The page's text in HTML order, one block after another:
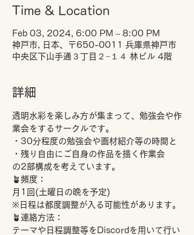
Time & Location
Feb 03, 2024, 6:00 PM – 8:00 PM
神戸市, 日本、〒650-0011 兵庫県神戸市
中央区下山手通３丁目２−１４ 林ビル 4階
詳細
透明水彩を楽しみ方が集まって、勉強会や作
業会をするサークルです。
・30分程度の勉強会や画材紹介等の時間と
・残り自由にご自身の作品を描く作業会
の2部構成を考えています。
🪴頻度：
月1回(土曜日の晩を予定)
※日程は都度調整が入る可能性があります。
🪴連絡方法：
テーマや日程調整等をDiscordを用いて行い